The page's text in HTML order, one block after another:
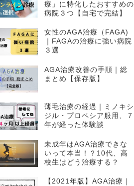
療」に特化したおすすめの
病院３つ【自宅で完結】
女性のAGA治療（FAGA)
｜FAGAの治療に強い病院
３選
AGA治療改善の手順｜総
まとめ【保存版】
薄毛治療の経過｜ミノキシ
ジル・プロペシア服用、７
年が経った体験談
未成年はAGA治療できな
いって本当！？10代、高
校生はどう治療する？
【2021年版】AGA治療｜